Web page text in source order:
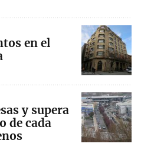
en el
y supera
de cada